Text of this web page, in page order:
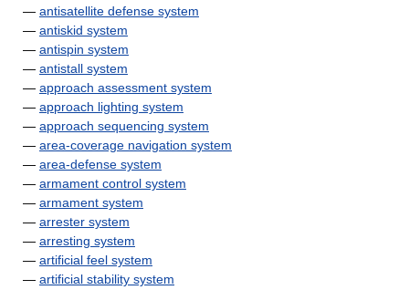
— antisatellite defense system
— antiskid system
— antispin system
— antistall system
— approach assessment system
— approach lighting system
— approach sequencing system
— area-coverage navigation system
— area-defense system
— armament control system
— armament system
— arrester system
— arresting system
— artificial feel system
— artificial stability system